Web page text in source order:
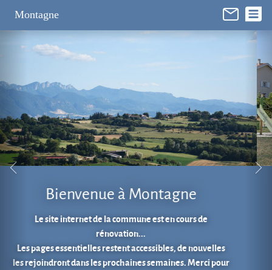
Montagne
Aire de jeux au cœur du village.
En 1 clic...